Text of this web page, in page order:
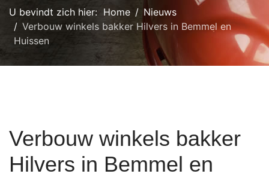
U bevindt zich hier: Home
Nieuws
Verbouw winkels bakker Hilvers in Bemmel en
Huissen
Verbouw winkels bakker
Hilvers in Bemmel en